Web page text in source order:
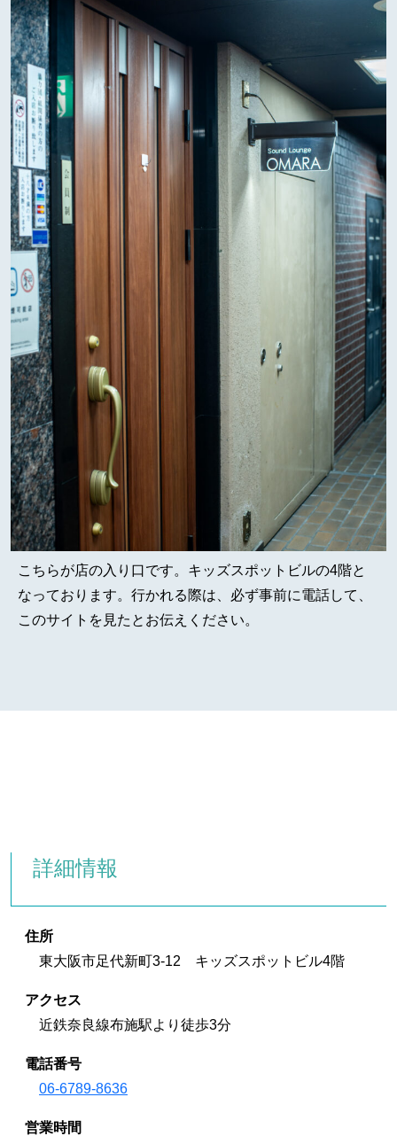
こちらが店の入り口です。キッズスポットビルの4階と
なっております。行かれる際は、必ず事前に電話して、
このサイトを見たとお伝えください。
詳細情報
住所
東大阪市足代新町3-12 キッズスポットビル4階
アクセス
近鉄奈良線布施駅より徒歩3分
電話番号
06-6789-8636
営業時間